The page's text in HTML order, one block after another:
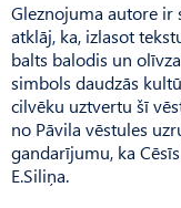
Gleznojuma autore ir
atklāj, ka, izlasot
balts balodis un
simbols daudzās
cilvēku uztvertu šī
no Pāvila vēstules
gandarījumu, ka
E.Siliņa.